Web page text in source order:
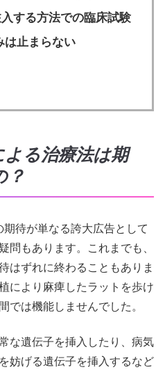
する方法での臨床試験
は止まらない
よる治療法は期
？
待が単なる誇大広告として
問もあります。これまでも、
はずれに終わることもありま
により麻痺したラットを歩け
では機能しませんでした。
な遺伝子を挿入したり、病気
妨げる遺伝子を挿入するなど